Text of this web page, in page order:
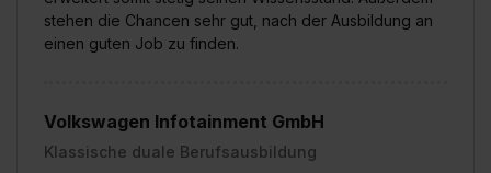
stehen die Chancen sehr gut, nach der Ausbildung an
einen guten Job zu finden.
Volkswagen Infotainment GmbH
Klassische duale Berufsausbildung